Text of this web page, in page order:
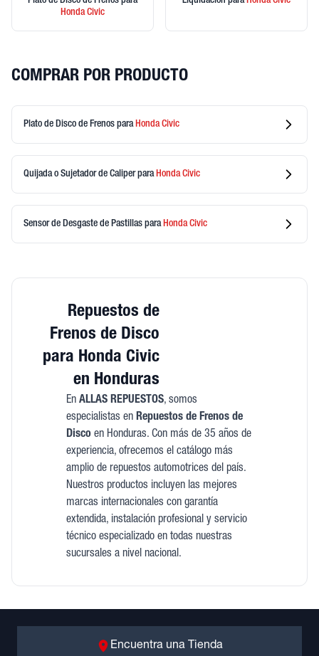
HondaCivic
COMPRAR POR PRODUCTO
Plato de Disco de Frenos para HondaCivic
Quijada o Sujetador de Caliperpara HondaCivic
Sensor de Desgaste de Pastillas para HondaCivic
Repuestos de
Frenos de Disco
para Honda Civic
en Honduras
En ALLAS REPUESTOS, somos
especialistas en Repuestos de Frenos de
Discoen Honduras. Con más de 35 años de
experiencia, ofrecemos el catálogo más
amplio de repuestos automotrices del país.
Nuestros productos incluyen las mejores
marcas internacionales con garantía
extendida, instalación profesional y servicio
técnico especializado en todas nuestras
sucursales a nivel nacional.
Encuentra una Tienda